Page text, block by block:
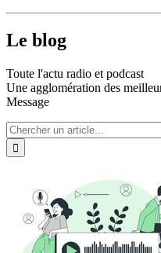
Le blog
Toute l'actu radio et podcast
Une agglomération des
Message